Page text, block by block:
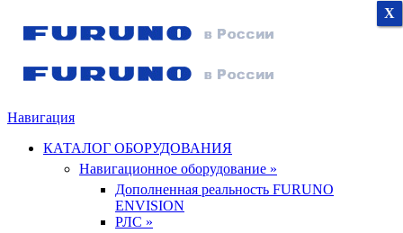
Навигация
КАТАЛОГ ОБОРУДОВАНИЯ
Навигационное оборудование »
Дополненная реальность FURUNO
ENVISION
РЛС »
X
X
X